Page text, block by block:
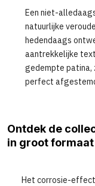
Een niet-
natuurlijke
hedendaags
aantrekkelijke
gedempte patina,
perfect
Ontdek de
in groot formaat
Het corrosie-